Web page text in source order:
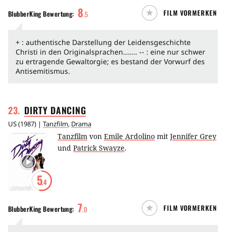
BlubberKingBewertung: 8.5 FILM VORMERKEN
+ : authentische Darstellung der Leidensgeschichte
Christi in den Originalsprachen....... -- : eine nur schwer
zu ertragende Gewaltorgie; es bestand der Vorwurf des
Antisemitismus.
23. DIRTY DANCING
US(1987) | Tanzfilm, Drama
5.4
Tanzfilm von Emile Ardolino mit Jennifer Grey
und Patrick Swayze.
BlubberKingBewertung: 7.0 FILM VORMERKEN